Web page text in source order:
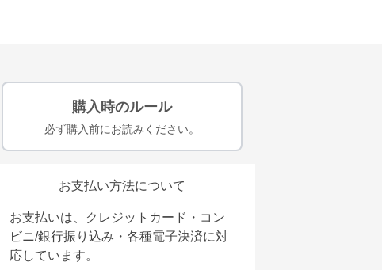
購入時のルール
必ず購入前にお読みください。
お支払い方法について
お支払いは、クレジットカード・コン
ビニ/銀行振り込み・各種電子決済に対
応しています。